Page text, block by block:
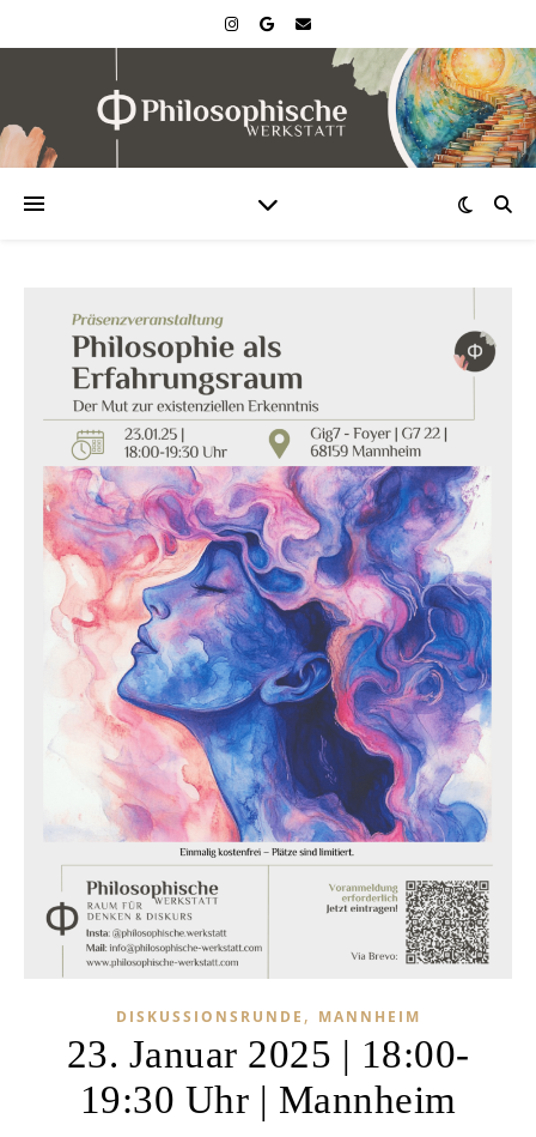
DISKUSSIONSRUNDE , MANNHEIM
23. Januar 2025 | 18:00-
19:30 Uhr | Mannheim